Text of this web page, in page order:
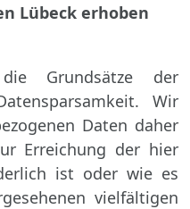
Lübeck erhoben
Grundsätze der
Wir
Daten daher
Erreichung der hier
ist oder wie es
viel­fältigen